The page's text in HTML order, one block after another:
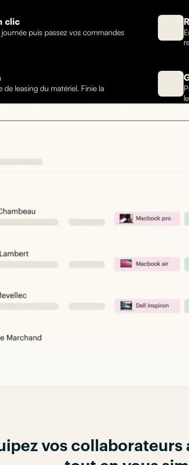
clic
puis passez vos commandes
leasing du matériel. Finie la
vos